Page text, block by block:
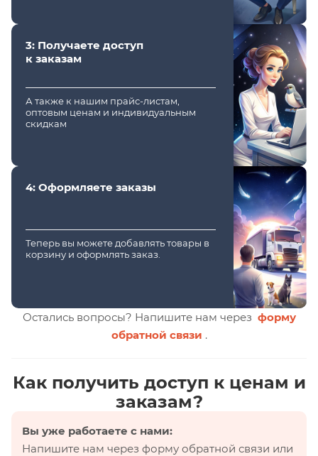
3: Получаете доступ
к заказам
А также к нашим прайс-листам,
оптовым ценам и индивидуальным
скидкам
4: Оформляете заказы
Теперь вы можете добавлять товары в
корзину и оформлять заказ.
Остались вопросы? Напишите нам через форму
обратной связи .
Как получить доступ к ценам и
заказам?
Вы уже работаете с нами:
Напишите нам через форму обратной связи или